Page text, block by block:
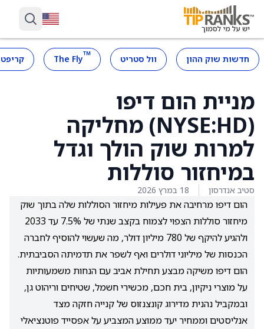
חדשות שוק ההון וול סטריט ™
The Fly
מניית הום דיפו
(NYSE:HD) מחליקה
למרות שוק הולך וגדל
במיחזור סוללות
סטיב אנדרסון 18 במרץ 2026
הום דיפו מרחיבה את פעילות מיחזור הסוללות שלה בתוך שוק
מיחזור סוללות הצפוי לצמוח בקצב שנתי של 7.5% עד 2033
ולהגיע להיקף של 780 מיליון דולר, מה שעשוי להוסיף לחברה
הכנסות של מיליוני דולרים ואף לשפר את תדמיתה הסביבתית.
הום דיפו משיקה מבצע תחילת אביב עם הנחות משמעותיות
על מוצרי ניקיון, בית חכם, מכשירי חשמל, שטיחים וריהוט גן,
ובמקביל נהנית מדירוג קונצנזוס של קנייה חזקה מצד
אנליסטים וממחיר יעד ממוצע המצביע על אפסייד פוטנציאלי